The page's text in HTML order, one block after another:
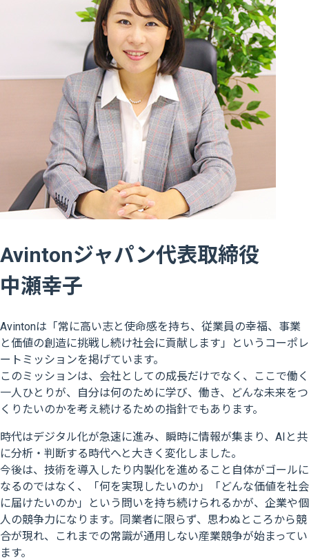
Avintonジャパン代表取締役
中瀬幸子
Avintonは「常に高い志と使命感を持ち、従業員の幸福、事業
と価値の創造に挑戦し続け社会に貢献します」というコーポレ
ートミッションを掲げています。
このミッションは、会社としての成長だけでなく、ここで働く
一人ひとりが、自分は何のために学び、働き、どんな未来をつ
くりたいのかを考え続けるための指針でもあります。
時代はデジタル化が急速に進み、瞬時に情報が集まり、AIと共
に分析・判断する時代へと大きく変化しました。
今後は、技術を導入したり内製化を進めること自体がゴールに
なるのではなく、「何を実現したいのか」「どんな価値を社会
に届けたいのか」という問いを持ち続けられるかが、企業や個
人の競争力になります。同業者に限らず、思わぬところから競
合が現れ、これまでの常識が通用しない産業競争が始まってい
ます。